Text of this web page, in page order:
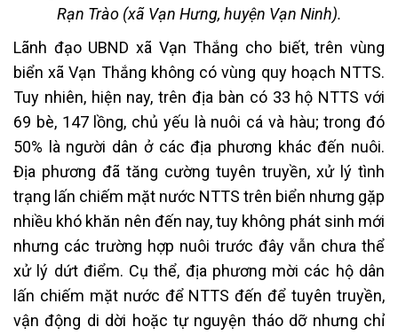
Rạn Trào (xã Vạn Hưng, huyện Vạn Ninh).
Lãnh đạo UBND xã Vạn Thắng cho biết, trên vùng
biển xã Vạn Thắng không có vùng quy hoạch NTTS.
Tuy nhiên, hiện nay, trên địa bàn có 33 hộ NTTS với
69 bè, 147 lồng, chủ yếu là nuôi cá và hàu; trong đó
50% là người dân ở các địa phương khác đến nuôi.
Địa phương đã tăng cường tuyên truyền, xử lý tình
trạng lấn chiếm mặt nước NTTS trên biển nhưng gặp
nhiều khó khăn nên đến nay, tuy không phát sinh mới
nhưng các trường hợp nuôi trước đây vẫn chưa thể
xử lý dứt điểm. Cụ thể, địa phương mời các hộ dân
lấn chiếm mặt nước để NTTS đến để tuyên truyền,
vận động di dời hoặc tự nguyện tháo dỡ nhưng chỉ